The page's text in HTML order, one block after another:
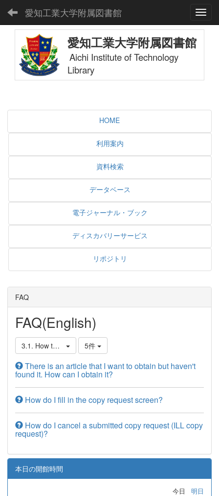
愛知工業大学附属図書館
愛知工業大学附属図書館
Aichi Institute of Technology
Library
HOME
利用案内
資料検索
データベース
電子ジャーナル・ブック
ディスカバリーサービス
リポジトリ
FAQ
FAQ(English)
3.1. How to Get Materials from Other Libraries
5件
There is an article that I want to obtain but haven't
found it. How can I obtain it?
How do I fill in the copy request screen?
How do I cancel a submitted copy request (ILL copy
request)?
本日の開館時間
今日 明日